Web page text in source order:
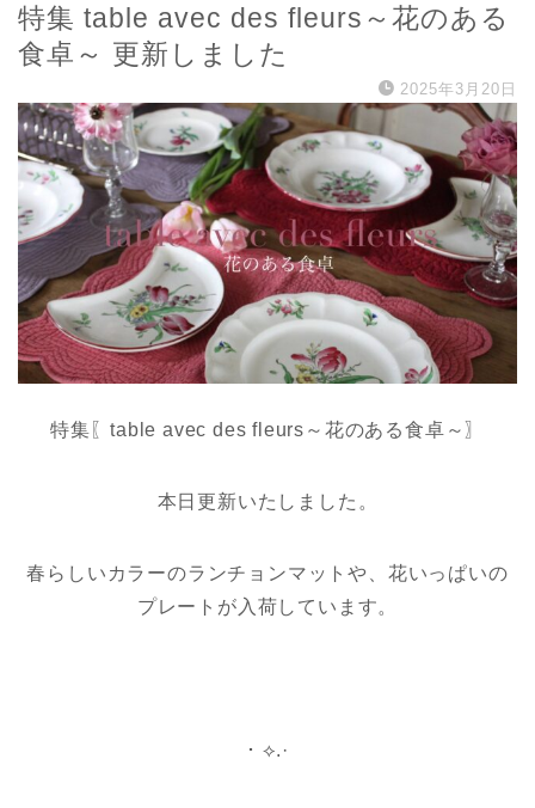
特集 table avec des fleurs～花のある
食卓～ 更新しました
2025年3月20日
特集〖table avec des fleurs～花のある食卓～〗
本日更新いたしました。
春らしいカラーのランチョンマットや、花いっぱいの
プレートが入荷しています。
･ ⟡.·